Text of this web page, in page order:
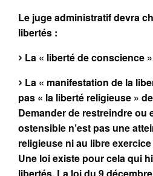
Le juge administratif devra
libertés :
La « liberté de conscience
La « manifestation de la
pas « la liberté religieuse »
Demander de restreindre ou
ostensible n’est pas une
religieuse ni au libre
Une loi existe pour cela qui
libertés. La loi du 9